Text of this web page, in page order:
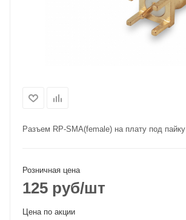
Разъем RP-SМА(female) на плату под пайку
Розничная цена
125 руб/шт
Цена по акции